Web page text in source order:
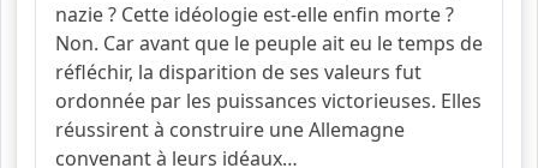
nazie ? Cette idéologie est-elle enfin morte ?
Non. Car avant que le peuple ait eu le temps de
réfléchir, la disparition de ses valeurs fut
ordonnée par les puissances victorieuses. Elles
réussirent à construire une Allemagne
convenant à leurs idéaux…